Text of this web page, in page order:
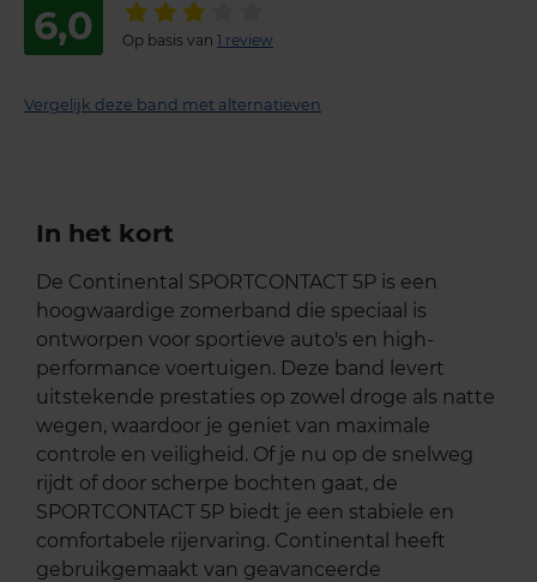
6,0 Op basis van 1 review
Vergelijk deze band met alternatieven
In het kort
De Continental SPORTCONTACT 5P is een
hoogwaardige zomerband die speciaal is
ontworpen voor sportieve auto's en high-
performance voertuigen. Deze band levert
uitstekende prestaties op zowel droge als natte
wegen, waardoor je geniet van maximale
controle en veiligheid. Of je nu op de snelweg
rijdt of door scherpe bochten gaat, de
SPORTCONTACT 5P biedt je een stabiele en
comfortabele rijervaring. Continental heeft
gebruikgemaakt van geavanceerde